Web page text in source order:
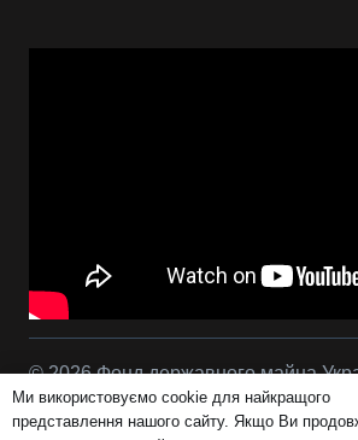
© 2026 Фонд державного майна
Сова Р.С.
Ми використовуємо cookie для найкращого
представлення нашого сайту. Якщо Ви